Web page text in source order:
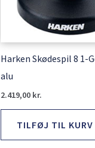
Harken Skødespil 8 1-
alu
2.419,00 kr.
TILFØJ TIL KURV